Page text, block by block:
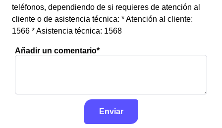
teléfonos, dependiendo de si requieres de atención al
cliente o de asistencia técnica: * Atención al cliente:
1566 * Asistencia técnica: 1568
Añadir un comentario*
Enviar